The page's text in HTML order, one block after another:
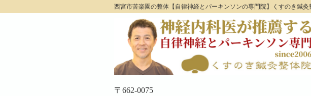
西宮市苦楽園の整体【自律神経とパーキンソンの専門院】くすのき鍼灸
〒662-0075